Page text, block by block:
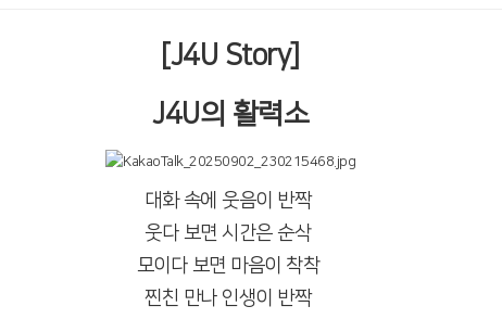
[J4U Story]
J4U의 활력소
대화 속에 웃음이 반짝
웃다 보면 시간은 순삭
모이다 보면 마음이 착착
찐친 만나 인생이 반짝